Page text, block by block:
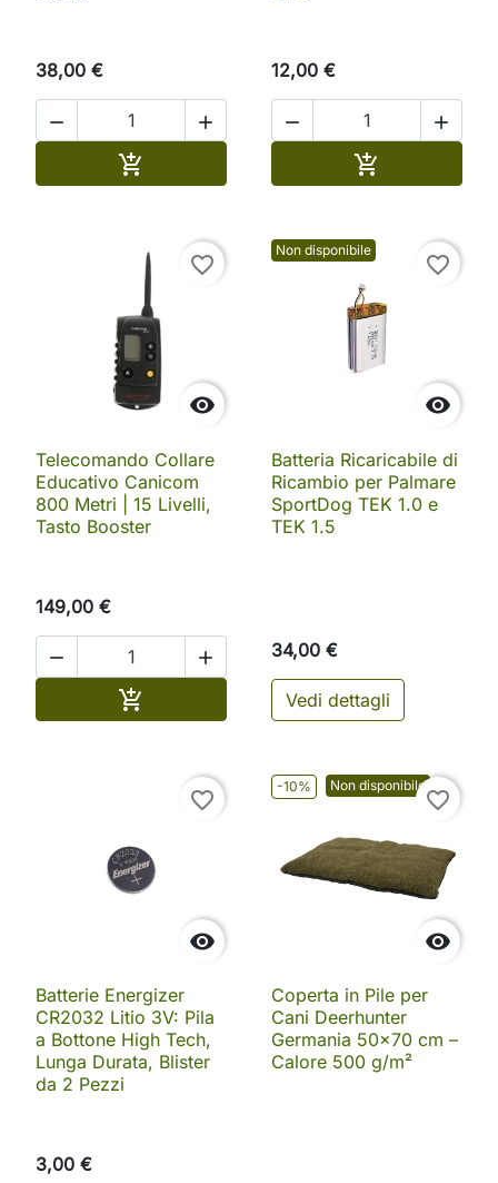
38,00 €
 

12,00 €
 


favorite_border
Telecomando Collare
Educativo Canicom
800 Metri | 15 Livelli,
Tasto Booster
149,00 €
 
 Aggiungi al carrello
Non disponibile

favorite_border
Batteria Ricaricabile di
Ricambio per Palmare
SportDog TEK 1.0 e
TEK 1.5
34,00 €
Vedi dettagli

favorite_border
Batterie Energizer
CR2032 Litio 3V: Pila
a Bottone High Tech,
Lunga Durata, Blister
da 2 Pezzi
3,00 €
-10% Non disponibile

favorite_border
Coperta in Pile per
Cani Deerhunter
Germania 50x70 cm –
Calore 500 g/m²